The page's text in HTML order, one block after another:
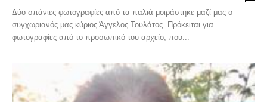
Δύο σπάνιες φωτογραφίες από τα παλιά μοιράστηκε μαζί μας ο
συγχωριανός μας κύριος Άγγελος Τουλάτος. Πρόκειται για
φωτογραφίες από το προσωπικό του αρχείο, που...